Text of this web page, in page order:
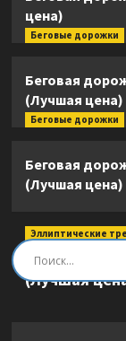
цена)
Беговые дорожки
Беговая
(Лучшая цена)
Беговые дорожки
Беговая
(Лучшая цена)
Эллиптические
(Лучшая